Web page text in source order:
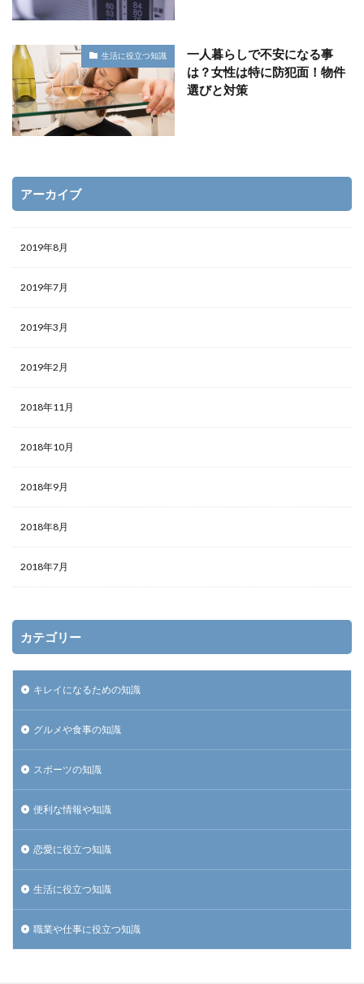
生活に役立つ知識
一人暮らしで不安になる事
は？女性は特に防犯面！物件
選びと対策
アーカイブ
2019年8月
2019年7月
2019年3月
2019年2月
2018年11月
2018年10月
2018年9月
2018年8月
2018年7月
カテゴリー
キレイになるための知識
グルメや食事の知識
スポーツの知識
便利な情報や知識
恋愛に役立つ知識
生活に役立つ知識
職業や仕事に役立つ知識